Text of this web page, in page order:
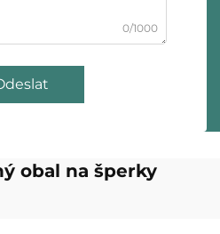
0/1000
obal na šperky